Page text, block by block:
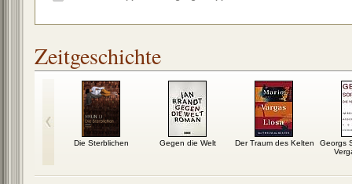
Zeitgeschichte
Die Sterblichen Gegen die Welt Der Traum des Kelten
Georgs